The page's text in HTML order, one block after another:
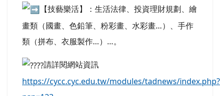
【技藝樂活】：生活法律、投資理財規劃、繪
畫類（國畫、色鉛筆、粉彩畫、水彩畫…）、手作
類（拼布、衣服製作…）…。
請詳閱網站資訊
https://cycc.cyc.edu.tw/modules/tadnews/index.php?